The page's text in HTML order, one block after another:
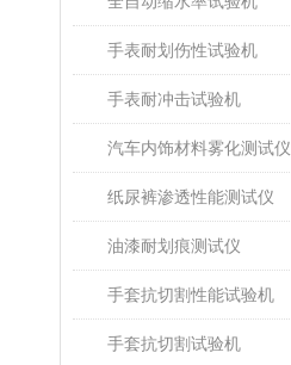
手表耐划伤性试验机
手表耐冲击试验机
汽车内饰材料雾化测试仪
纸尿裤渗透性能测试仪
油漆耐划痕测试仪
手套抗切割性能试验机
手套抗切割试验机